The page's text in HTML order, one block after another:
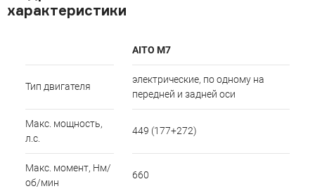
характеристики
AITO M7
Тип двигателя
электрические, по одному на
передней и задней оси
Макс. мощность,
л.с.
449 (177+272)
Макс. момент, Нм/
об/мин
660